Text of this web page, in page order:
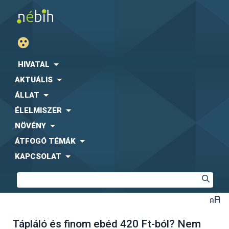
HIVATAL
AKTUÁLIS
ÁLLAT
ÉLELMISZER
NÖVÉNY
ÁTFOGÓ TÉMÁK
KAPCSOLAT
Tápláló és finom ebéd 420 Ft-ból? Nem